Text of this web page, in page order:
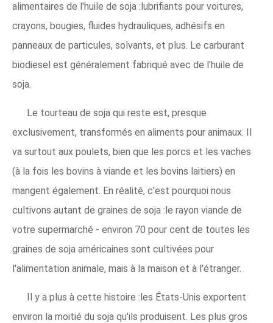
alimentaires de l'huile de soja :lubrifiants pour voitures,
crayons, bougies, fluides hydrauliques, adhésifs en
panneaux de particules, solvants, et plus. Le carburant
biodiesel est généralement fabriqué avec de l'huile de
soja.
Le tourteau de soja qui reste est, presque
exclusivement, transformés en aliments pour animaux. Il
va surtout aux poulets, bien que les porcs et les vaches
(à la fois les bovins à viande et les bovins laitiers) en
mangent également. En réalité, c'est pourquoi nous
cultivons autant de graines de soja :le rayon viande de
votre supermarché - environ 70 pour cent de toutes les
graines de soja américaines sont cultivées pour
l'alimentation animale, mais à la maison et à l'étranger.
Il y a plus à cette histoire :les États-Unis exportent
environ la moitié du soja qu'ils produisent. Les plus gros